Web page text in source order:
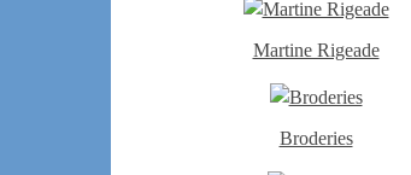
Martine Rigeade
Broderies